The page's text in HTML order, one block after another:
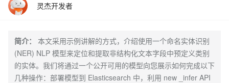
灵杰开发者
简介：
本文采用示例讲解的方式，介绍使用一个命名实体识别
(NER) NLP 模型来定位和提取非结构化文本字段中预定义类别
的实体。我们将通过一个公开可用的模型向您展示如何完成以下
几种操作：部署模型到 Elasticsearch 中，利用 new _infer API